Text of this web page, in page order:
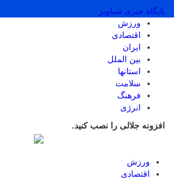
پایگاه خبری شباویز
ورزش
اقتصادی
ایران
بین الملل
استانها
سلامت
فرهنگ
انرژی
افزونه جلالی را نصب کنید.
ورزش
اقتصادی